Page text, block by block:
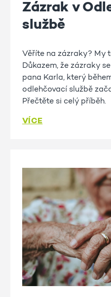
Zázrak v
službě
Věříte na zázraky? My
Důkazem, že zázraky
pana Karla, který
odlehčovací službě
Přečtěte si celý příběh.
VÍCE